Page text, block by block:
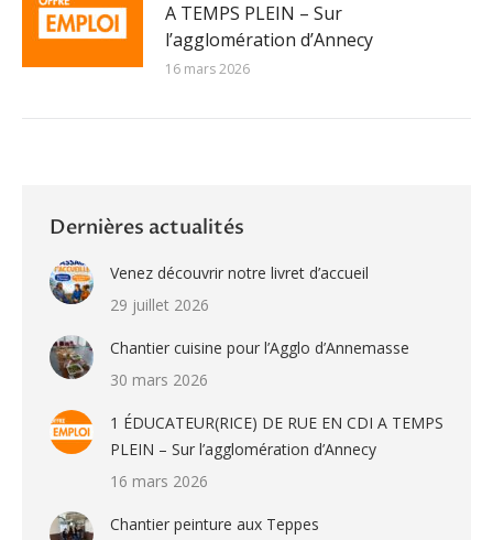
A TEMPS PLEIN – Sur
l’agglomération d’Annecy
16 mars 2026
Dernières actualités
Venez découvrir notre livret d’accueil
29 juillet 2026
Chantier cuisine pour l’Agglo d’Annemasse
30 mars 2026
1 ÉDUCATEUR(RICE) DE RUE EN CDI A TEMPS
PLEIN – Sur l’agglomération d’Annecy
16 mars 2026
Chantier peinture aux Teppes